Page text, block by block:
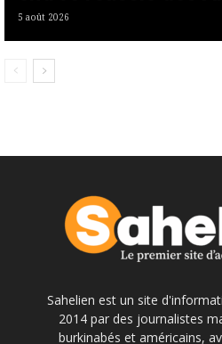
5 août 2026
Sahelien est un site
2014 par des journalistes
burkinabés et américains,